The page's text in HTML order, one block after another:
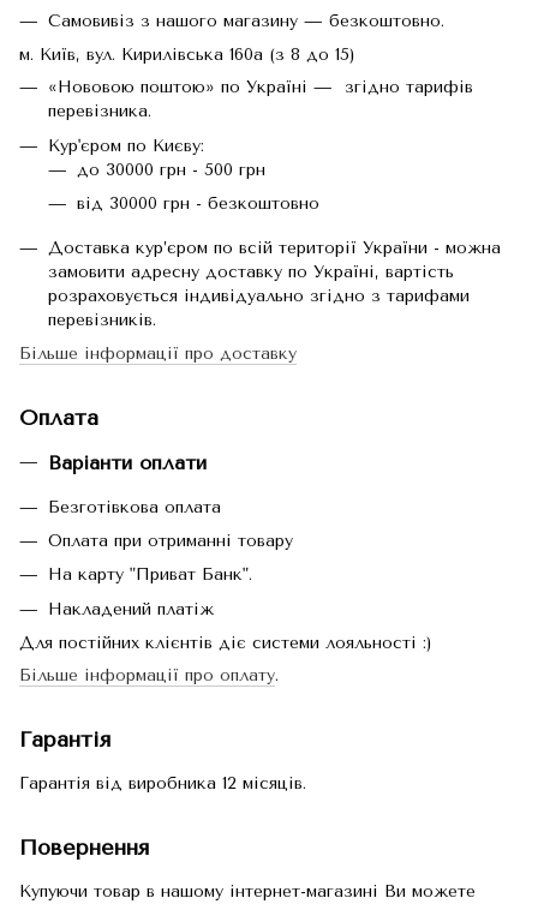
Самовивіз з нашого магазину — безкоштовно.
м. Київ, вул. Кирилівська 160а (з 8 до 15)
«Нововою поштою» по Україні — згідно тарифів
перевізника.
Кур'єром по Києву:
до 30000 грн - 500 грн
від 30000 грн - безкоштовно
Доставка кур’єром по всій території України - можна
замовити адресну доставку по Україні, вартість
розраховується індивідуально згідно з тарифами
перевізників.
Більше інформації про доставку
Оплата
Варіанти оплати
Безготівкова оплата
Оплата при отриманні товару
На карту "Приват Банк".
Накладений платіж
Для постійних клієнтів діє системи лояльності :)
Більше інформації про оплату.
Гарантія
Гарантія від виробника 12 місяців.
Повернення
Купуючи товар в нашому інтернет-магазині Ви можете